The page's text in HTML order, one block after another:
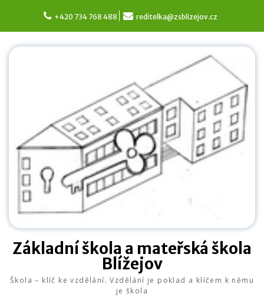
content
+420 734 768 488 reditelka@zsblizejov.cz
Základní škola a mateřská škola
Blížejov
Škola – klíč ke vzdělání. Vzdělání je poklad a klíčem k němu
je škola